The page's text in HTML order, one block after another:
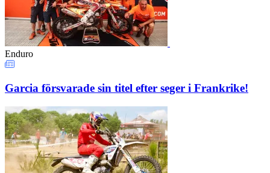
Enduro
Garcia försvarade sin titel efter seger i Frankrike!